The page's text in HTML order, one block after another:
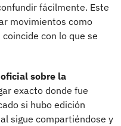
fácilmente. Este
movimientos como
con lo que se
sobre la
exacto donde fue
si hubo edición
sigue compartiéndose y